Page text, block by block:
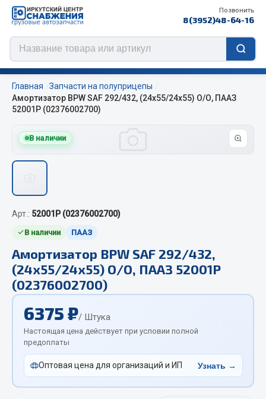
Позвонить
8(3952)48-64-16
ЦЕПИ РОССИЯ
Изготовление цепей на колеса BOHU
QITONG
Весь раздел
Отопители салона, подогреватели
Жидкостные подогреватели
Отопители салона
Подогреватели тосола
Весь раздел
Главная
Запчасти на полуприцепы
Амортизатор BPW SAF 292/432, (24х55/24х55) О/О, ПААЗ
52001Р (02376002700)
В наличии
Арт.: 52001Р (02376002700)
В наличии ПААЗ
Амортизатор BPW SAF 292/432,
(24х55/24х55) О/О, ПААЗ 52001Р
(02376002700)
6375 ₽/ Штука
Настоящая цена действует при условии полной
предоплаты
Оптовая цена для организаций и ИП Узнать →